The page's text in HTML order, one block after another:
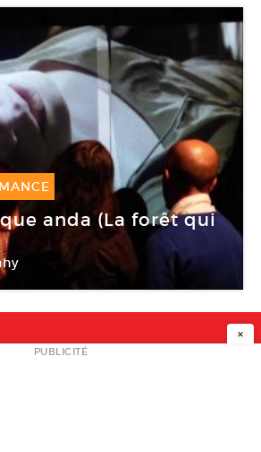
Oct 2016
anda (La forêt qui
×
PUBLICITÉ